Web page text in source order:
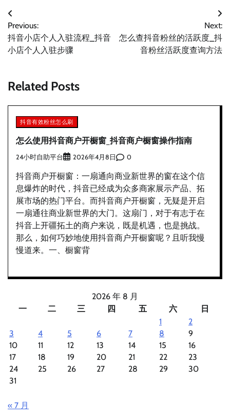
文
章
导
Previous:
抖音小店个人入驻流程_抖音
小店个人入驻步骤
Next:
怎么查抖音粉丝的活跃度_抖
音粉丝活跃度查询方法
Related Posts
抖音有效粉丝怎么刷
怎么使用抖音商户开橱窗_抖音商户橱窗操作指南
24小时自助平台 2026年4月8日 0
抖音商户开橱窗：一扇通向商业新世界的窗在这个信
息爆炸的时代，抖音已经成为众多商家展示产品、拓
展市场的热门平台。而抖音商户开橱窗，无疑是开启
一扇通往商业新世界的大门。这扇门，对于有志于在
抖音上开疆拓土的商户来说，既是机遇，也是挑战。
那么，如何巧妙地使用抖音商户开橱窗呢？且听我慢
慢道来。一、橱窗背
2026 年 8 月
一
二 三 四 五 六
日
1
2
3
4 5 6 7 8
9
10
11 12 13 14 15
16
17
18 19 20 21 22
23
24
25 26 27 28 29
30
31
« 7 月